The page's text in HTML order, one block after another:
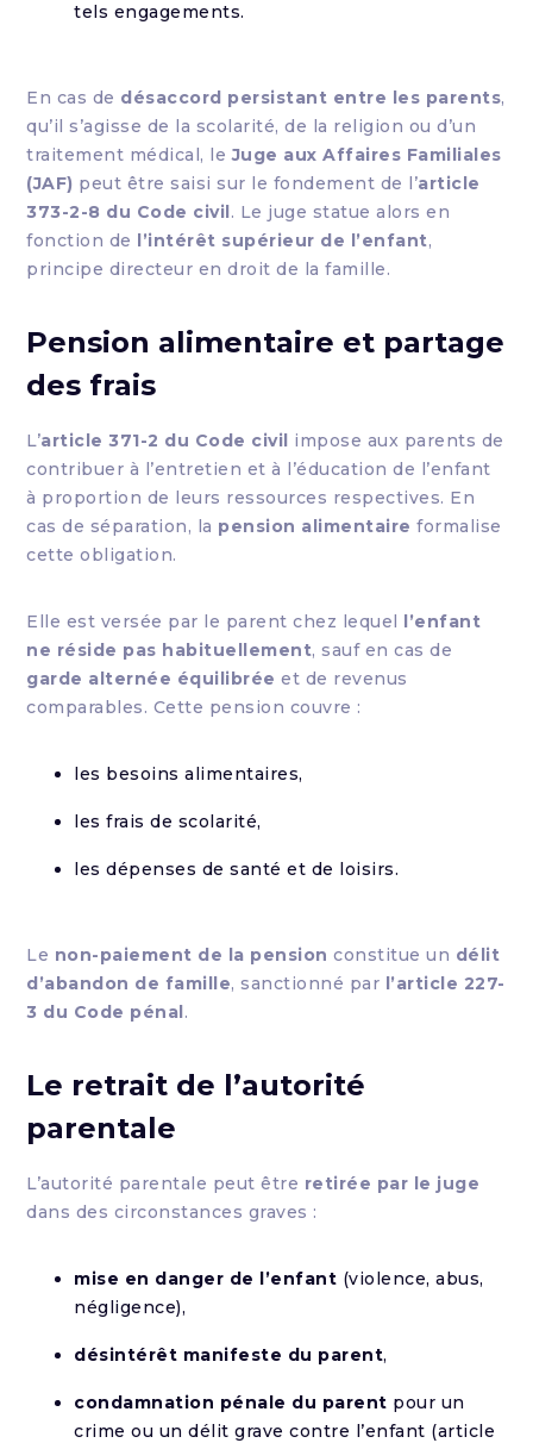
tels engagements.
En cas de désaccord persistant entre les parents,
qu’il s’agisse de la scolarité, de la religion ou d’un
traitement médical, leJuge aux Affaires Familiales
(JAF) peut être saisi sur le fondement de l’article
373-2-8 du Code civil. Le juge statue alors en
fonction de l’intérêt supérieur de l’enfant,
principe directeur en droit de la famille.
Pension alimentaire et partage
des frais
L’article 371-2 du Code civil impose aux parents de
contribuer à l’entretien et à l’éducation de l’enfant
à proportion de leurs ressources respectives. En
cas de séparation, la pension alimentaire formalise
cette obligation.
Elle est versée par le parent chez lequel l’enfant
ne réside pas habituellement, sauf en cas de
garde alternée équilibrée et de revenus
comparables. Cette pension couvre :
les besoins alimentaires,
les frais de scolarité,
les dépenses de santé et de loisirs.
Le non-paiement de la pension constitue un délit
d’abandon de famille, sanctionné par l’article 227-
3 du Code pénal.
Le retrait de l’autorité
parentale
L’autorité parentale peut être retirée par le juge
dans des circonstances graves :
mise en danger de l’enfant (violence, abus,
négligence),
désintérêt manifeste du parent,
condamnation pénale du parent pour un
crime ou un délit grave contre l’enfant (article